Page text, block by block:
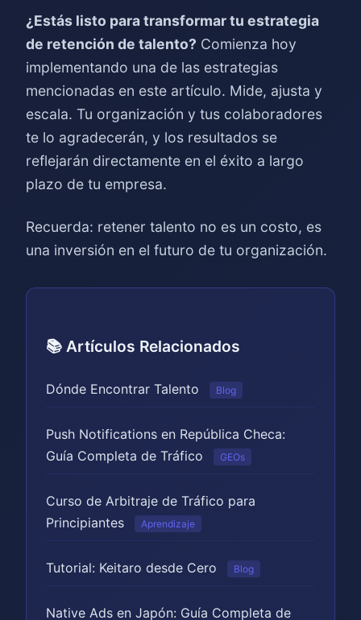
¿Estás listo para transformar tu estrategia
de retención de talento? Comienza hoy
implementando una de las estrategias
mencionadas en este artículo. Mide, ajusta y
escala. Tu organización y tus colaboradores
te lo agradecerán, y los resultados se
reflejarán directamente en el éxito a largo
plazo de tu empresa.
Recuerda: retener talento no es un costo, es
una inversión en el futuro de tu organización.
📚 Artículos Relacionados
Dónde Encontrar Talento Blog
Push Notifications en República Checa:
Guía Completa de Tráfico
GEOs
Curso de Arbitraje de Tráfico para
Principiantes
Aprendizaje
Tutorial: Keitaro desde Cero Blog
Native Ads en Japón: Guía Completa de